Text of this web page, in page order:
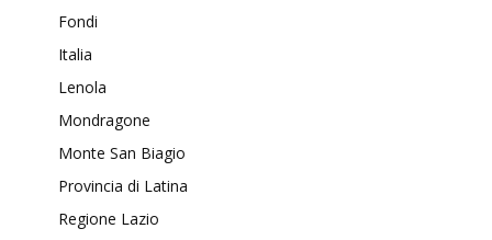
Fondi
Italia
Lenola
Mondragone
Monte San Biagio
Provincia di Latina
Regione Lazio